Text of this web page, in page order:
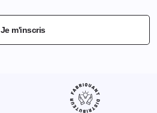
Je m'inscris